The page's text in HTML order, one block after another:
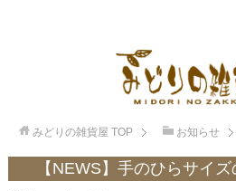
みどりの雑貨屋 TOP お知らせ
【NEWS】手のひらサイ